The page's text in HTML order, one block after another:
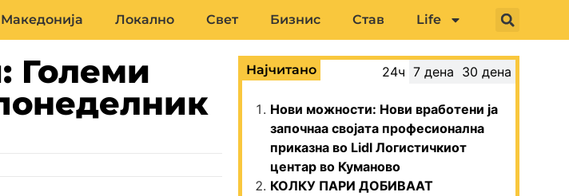
Македонија Локално Свет Бизнис Став Life
Големи
Најчитано 24ч 7 дена 30 дена
Нови можности: Нови вработени ја
започнаа својата професионална
приказна во Lidl Логистичкиот
центар во Куманово
КОЛКУ ПАРИ ДОБИВААТ